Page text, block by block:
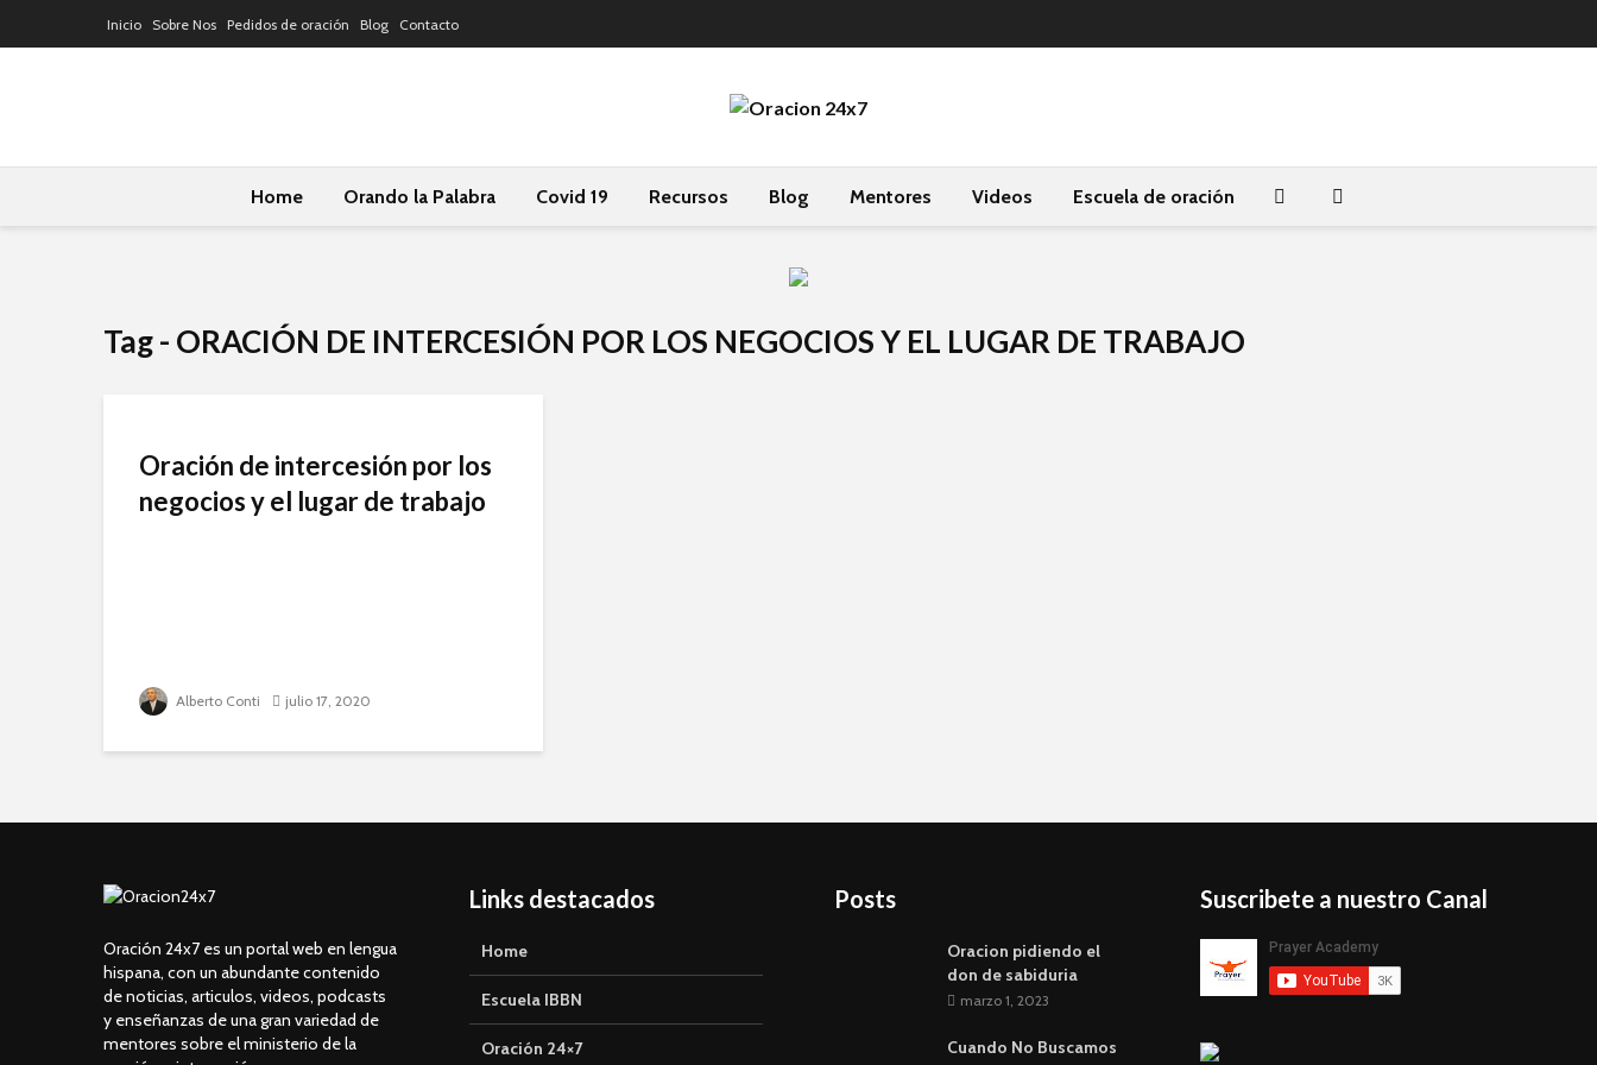
Inicio Sobre Nos Pedidos de oración Blog Contacto
Home Orando la Palabra Covid 19 Recursos Blog Mentores Videos Escuela de oración
Tag - ORACIÓN DE INTERCESIÓN POR LOS NEGOCIOS Y EL LUGAR DE TRABAJO
Oración de intercesión por los
negocios y el lugar de trabajo
Alberto Conti julio 17, 2020
Oración 24x7 es un portal web en lengua
hispana, con un abundante contenido
de noticias, articulos, videos, podcasts
y enseñanzas de una gran variedad de
mentores sobre el ministerio de la
Links destacados
Home
Escuela IBBN
Oración 24×7
Posts
Oracion pidiendo el
don de sabiduria
marzo 1, 2023
Cuando No Buscamos
Suscribete a nuestro Canal